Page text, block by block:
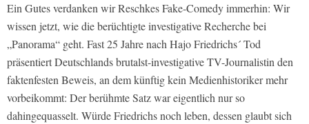
Ein Gutes verdanken wir Reschkes Fake-Comedy immerhin: Wir
wissen jetzt, wie die berüchtigte investigative Recherche bei
„Panorama“ geht. Fast 25 Jahre nach Hajo Friedrichs´ Tod
präsentiert Deutschlands brutalst-investigative TV-Journalistin den
faktenfesten Beweis, an dem künftig kein Medienhistoriker mehr
vorbeikommt: Der berühmte Satz war eigentlich nur so
dahingequasselt. Würde Friedrichs noch leben, dessen glaubt sich